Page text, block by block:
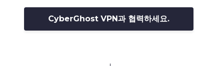
CyberGhost VPN과 협력하세요.